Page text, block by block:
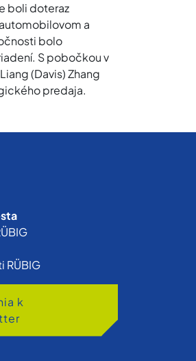
boli doteraz
a
bolo
S pobočkou v
(Davis) Zhang
predaja.
RÜBIG
k